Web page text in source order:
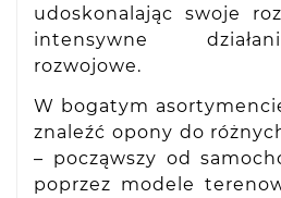
udoskonalając swoje
intensywne
rozwojowe.
W bogatym
znaleźć opony do
– począwszy od
poprzez modele